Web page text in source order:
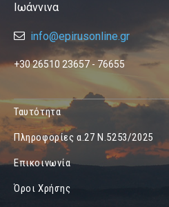
Ιωάννινα
info@epirusonline.gr
+30 26510 23657 - 76655
Ταυτότητα
Πληροφορίες α.27 Ν.5253/2025
Επικοινωνία
Όροι Χρήσης